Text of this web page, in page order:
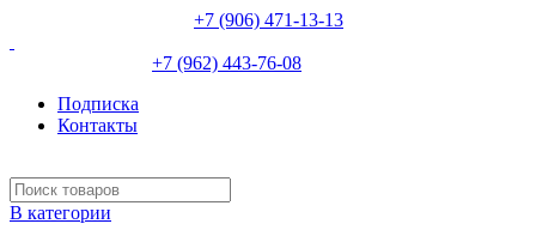
+7 (906) 471-13-13
+7 (962) 443-76-08
Подписка
Контакты
В категории